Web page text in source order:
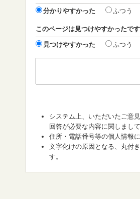
分かりやすかった ふつう
このページは見つけやすかったで
見つけやすかった ふつう
システム上、いただいたご意
回答が必要な内容に関しまし
住所・電話番号等の個人情報
文字化けの原因となる、丸付
す。